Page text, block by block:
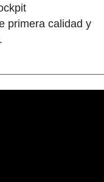
primera calidad y